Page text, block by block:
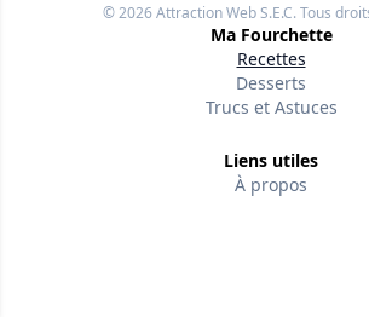
© 2026Attraction Web S.E.C.Tous
Ma Fourchette
Recettes
Desserts
Trucs et Astuces
Liens utiles
À propos